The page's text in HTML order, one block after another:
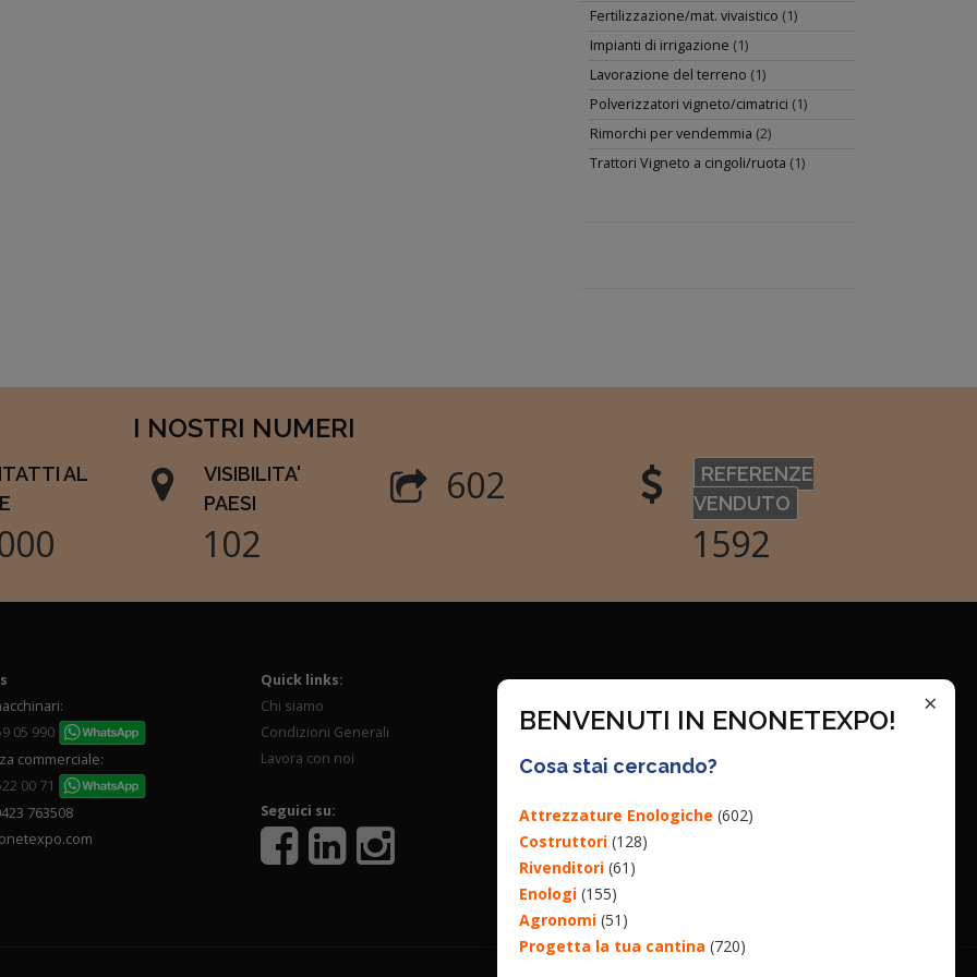
Fertilizzazione/mat. vivaistico (1)
Impianti di irrigazione (1)
Lavorazione del terreno (1)
Polverizzatori vigneto/cimatrici (1)
Rimorchi per vendemmia (2)
Trattori Vigneto a cingoli/ruota (1)
×
BENVENUTI IN ENONETEXPO!
Cosa stai cercando?
Attrezzature Enologiche (602)
Costruttori (128)
Rivenditori (61)
Enologi (155)
Agronomi (51)
Progetta la tua cantina (720)
I NOSTRI NUMERI
AL
VISIBILITA'
PAESI
102
602
REFERENZE
VENDUTO
1592
05 990
commerciale:
00 71
763508
Quick links:
Chi siamo
Condizioni Generali
Lavora con noi
Seguici su: